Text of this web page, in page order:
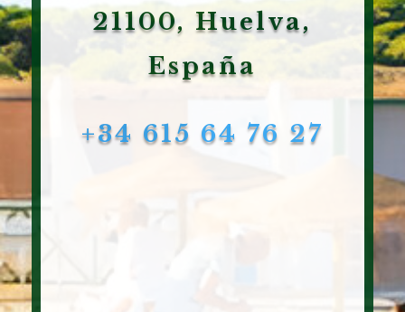
21100, Huelva,
España
+34 615 64 76 27